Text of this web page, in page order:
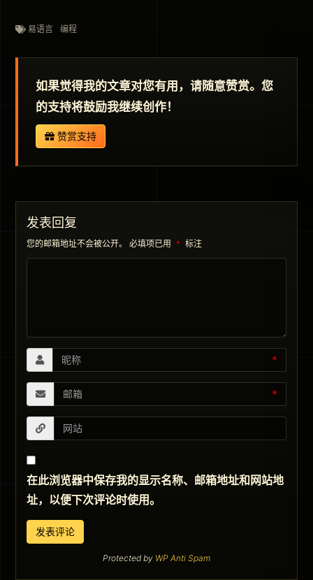
易语言 编程
如果觉得我的文章对您有用，请随意赞赏。您
的支持将鼓励我继续创作！
赞赏支持
发表回复
您的邮箱地址不会被公开。 必填项已用 * 标注
*
*
在此浏览器中保存我的显示名称、邮箱地址和网站地
址，以便下次评论时使用。
Protected by WP Anti Spam